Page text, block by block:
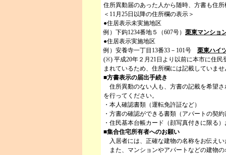
住所異動届のあった人から随時、方書も住
＜11月25日以降の住所欄の表示＞
●住居表示未実施地区
例）下鈎1234番地５（607号） 栗東マンショ
●住居表示実施地区
例）安養寺一丁目13番33－101号 栗東ハイ
(※) 平成20年２月21日より以前に本市に住
まれているため、住所欄には記載していませ
■方書表示の届出手続き
住所異動のない人も、方書の記載を希望
を行ってください。
・本人確認書類（運転免許証など）
・方書の確認ができる書類（アパートの契
・住民基本台帳カード（顔写真付きに限る
■集合住宅所有者へのお願い
入居者には、正確な建物の名称をお伝え
また、マンションやアパートなどの建物